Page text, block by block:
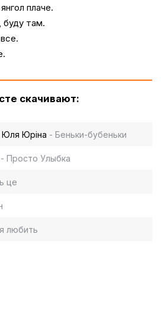
плаче.
буду там.
скачивают:
Юля Юріна - Беньки-бубеньки
- Просто Улыбка
це
любить